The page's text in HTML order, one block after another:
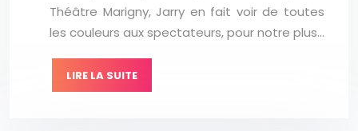
Théâtre Marigny, Jarry en fait voir de toutes
les couleurs aux spectateurs, pour notre plus…
LIRE LA SUITE